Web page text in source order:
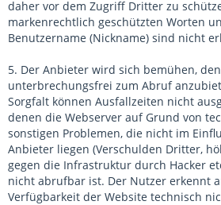
daher vor dem Zugriff Dritter zu
markenrechtlich geschützten Worten
Benutzername (Nickname) sind nicht
5. Der Anbieter wird sich bemühen,
unterbrechungsfrei zum Abruf
Sorgfalt können Ausfallzeiten nicht
denen die Webserver auf Grund von
sonstigen Problemen, die nicht im
Anbieter liegen (Verschulden Dritter,
gegen die Infrastruktur durch Hacker
nicht abrufbar ist. Der Nutzer erkennt
Verfügbarkeit der Website technisch